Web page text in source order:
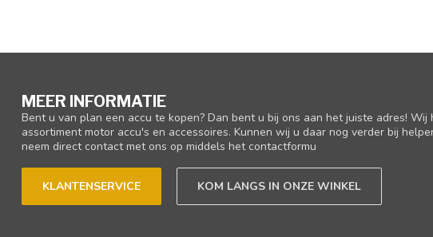
MEER INFORMATIE
Bent u van plan een accu te kopen? Dan bent u bij ons aan het juiste adres! Wij
assortiment motor accu's en accessoires. Kunnen wij u daar nog verder bij
neem direct contact met ons op middels het contactformu
KLANTENSERVICE KOM LANGS IN ONZE WINKEL